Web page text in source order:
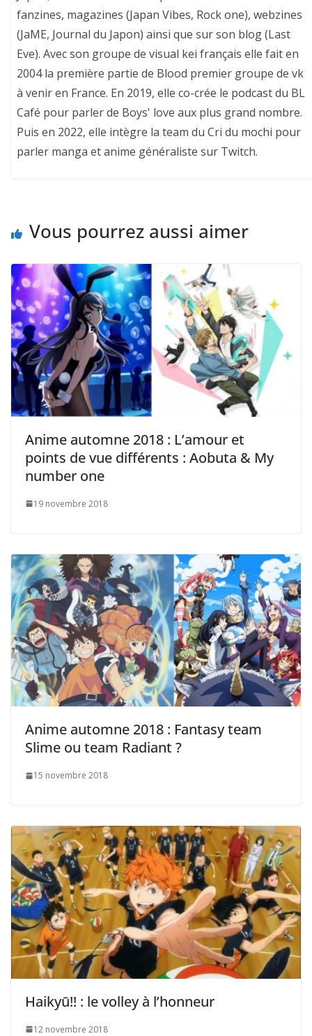
fanzines, magazines (Japan Vibes, Rock one), webzines
(JaME, Journal du Japon) ainsi que sur son blog (Last
Eve). Avec son groupe de visual kei français elle fait en
2004 la première partie de Blood premier groupe de vk
à venir en France. En 2019, elle co-crée le podcast du BL
Café pour parler de Boys' love aux plus grand nombre.
Puis en 2022, elle intègre la team du Cri du mochi pour
parler manga et anime généraliste sur Twitch.
Vous pourrez aussi aimer
Anime automne 2018 : L’amour et
points de vue différents : Aobuta & My
number one
19 novembre 2018
Anime automne 2018 : Fantasy team
Slime ou team Radiant ?
15 novembre 2018
Haikyū!! : le volley à l’honneur
12 novembre 2018